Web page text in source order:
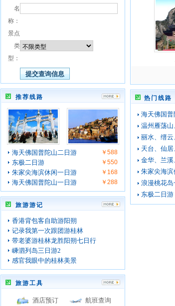
名
称：
景点
类
型：
推荐线路
海天佛国普陀山二日游 ￥588
东极二日游 ￥550
朱家尖海滨休闲一日游 ￥168
海天佛国普陀山一日游 ￥288
旅游游记
香港背包客自助游阳朔
记录我第一次跟团游桂林
带老婆游桂林龙胜阳朔七日行
嵊泗列岛三日游2
感官我眼中的桂林美景
旅游工具
酒店预订 航班查询
热门线路
海天佛国
温州雁荡
丽水、缙
天台、仙
金华、兰
朱家尖海
浪漫桃花岛
东极二日游